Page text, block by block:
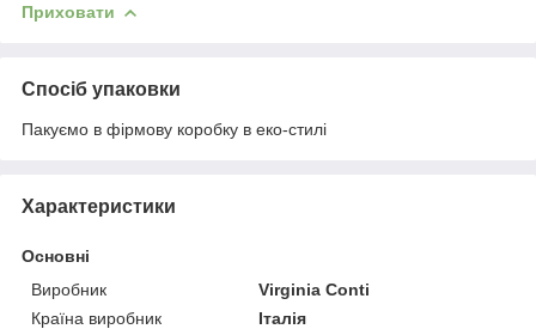
Приховати
Спосіб упаковки
Пакуємо в фірмову коробку в еко-стилі
Характеристики
Основні
Виробник
Virginia Conti
Країна виробник
Італія